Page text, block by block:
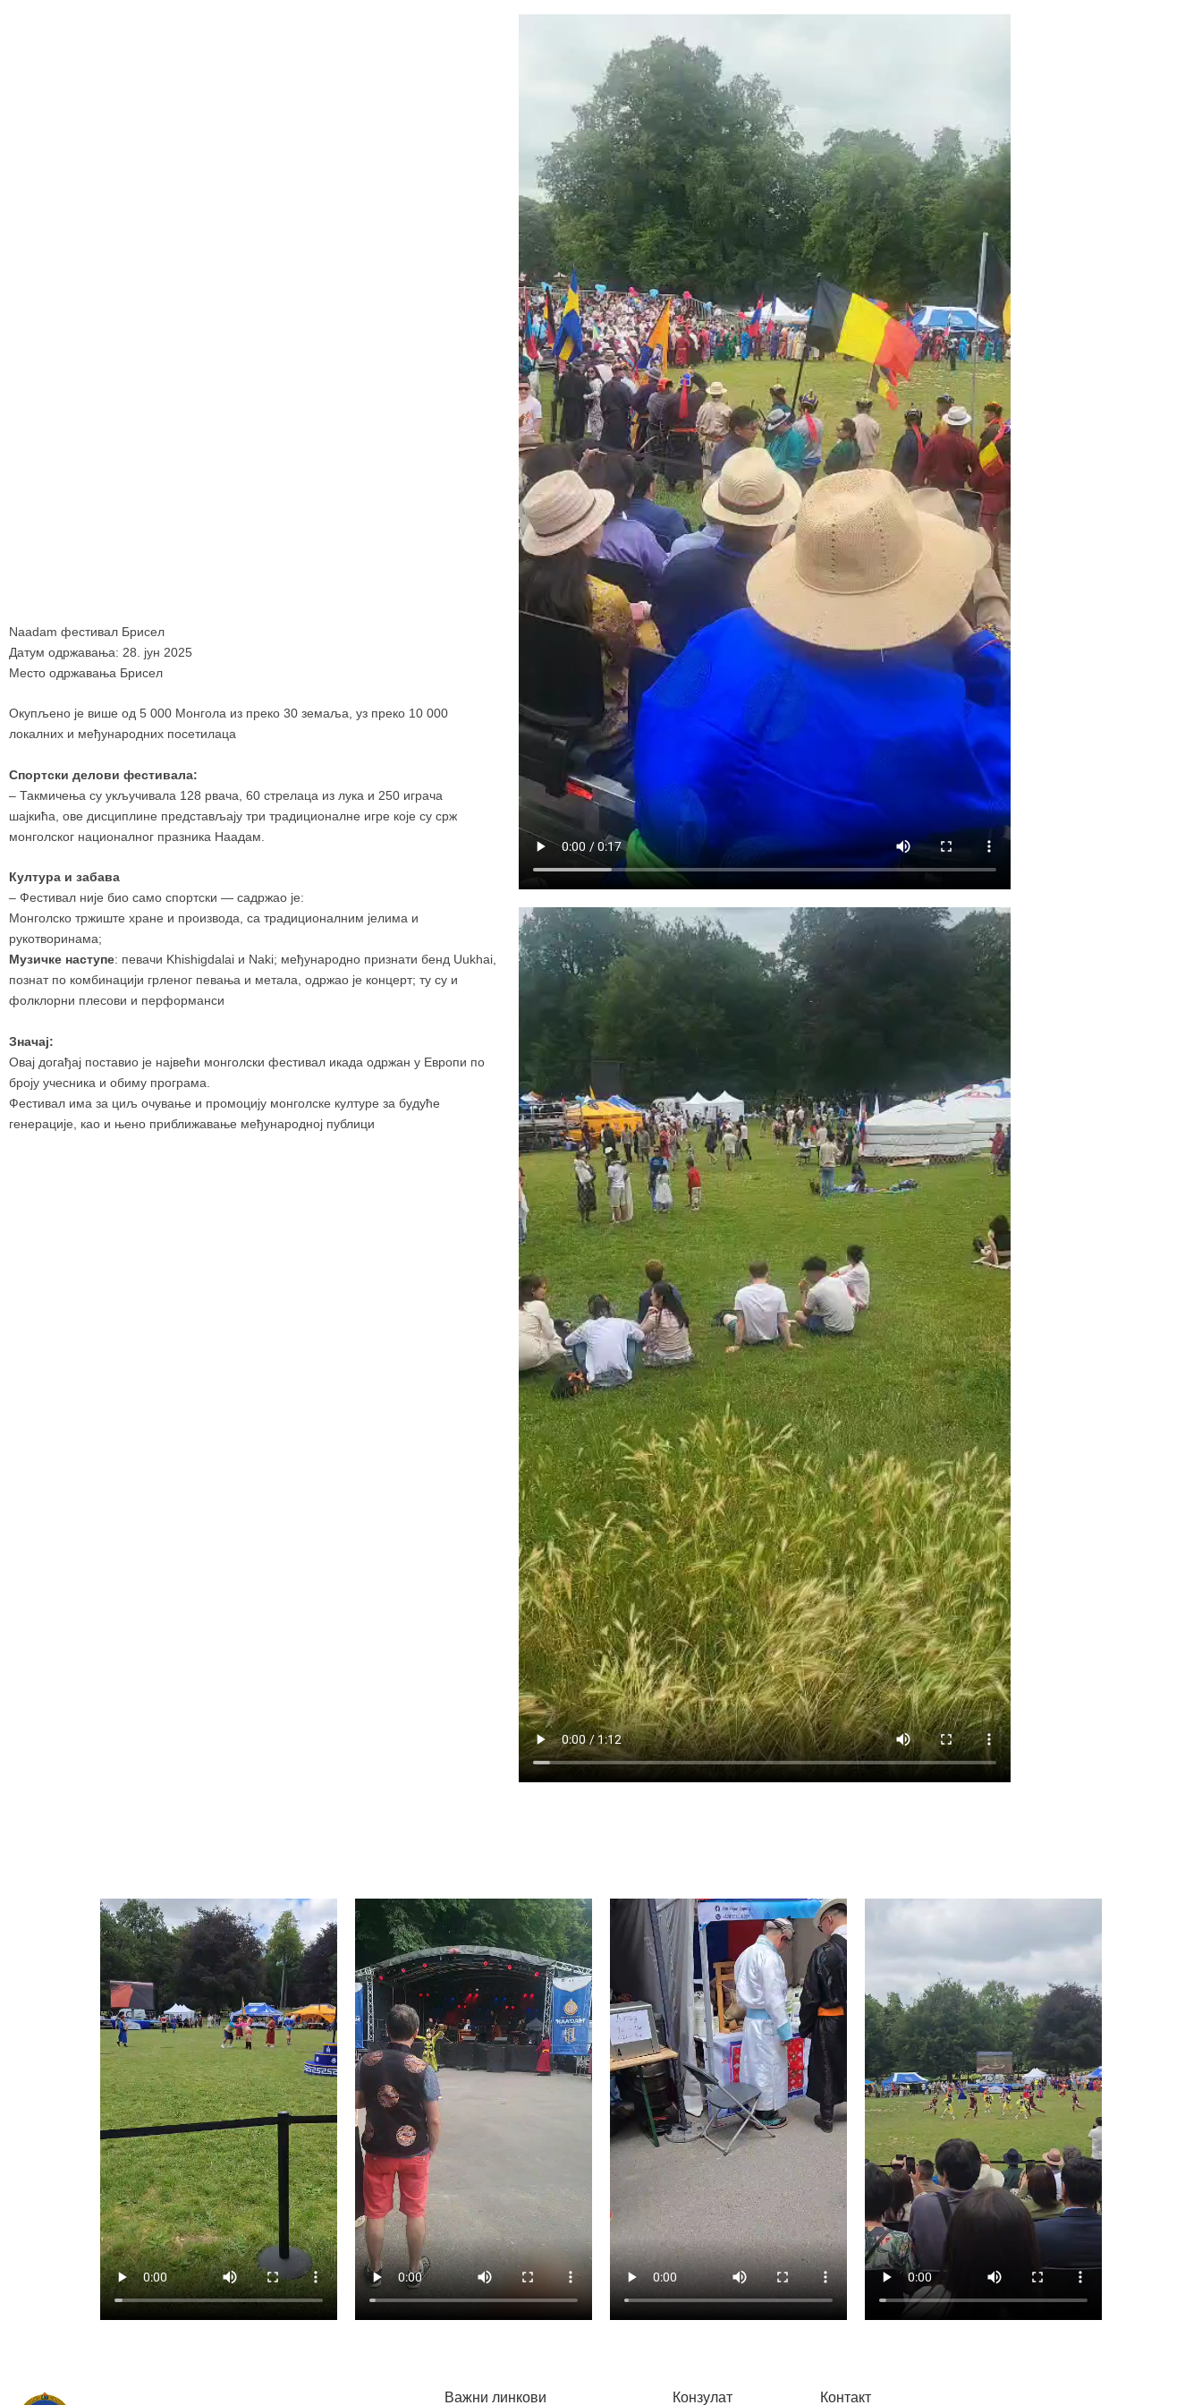
Naadam фестивал Брисел
Датум одржавања: 28. јун 2025
Место одржавања Брисел
Окупљено је више од 5 000 Монгола из преко 30 земаља, уз преко 10 000
локалних и међународних посетилаца
Спортски делови фестивала:
– Такмичења су укључивала 128 рвача, 60 стрелаца из лука и 250 играча
шајкића, ове дисциплине представљају три традиционалне игре које су срж
монголског националног празника Наадам.
Култура и забава
– Фестивал није био само спортски — садржао је:
Монголско тржиште хране и производа, са традиционалним јелима и
рукотворинама;
Музичке наступе: певачи Khishigdalai и Naki; међународно признати бенд Uukhai,
познат по комбинацији грленог певања и метала, одржао је концерт; ту су и
фолклорни плесови и перформанси
Значај:
Овај догађај поставио је највећи монголски фестивал икада одржан у Европи по
броју учесника и обиму програма.
Фестивал има за циљ очување и промоцију монголске културе за будуће
генерације, као и њено приближавање међународној публици
Важни линкови Конзулат Контакт